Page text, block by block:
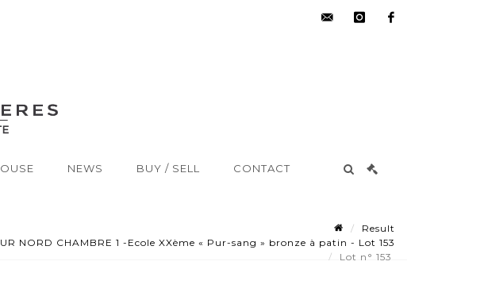
NEWS BUY / SELL CONTACT
Result
NORD CHAMBRE 1 -Ecole XXème « Pur-sang » bronze à patin - Lot 153
Lot n° 153